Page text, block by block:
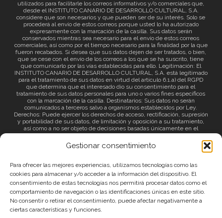
Gestionar consentimiento
Para ofrecer las mejores experiencias, utilizamos tecnologías como las
cookies para almacenar y/o acceder a la información del dispositivo. El
consentimiento de estas tecnologías nos permitirá procesar datos como el
comportamiento de navegación o las identificaciones únicas en este sitio.
No consentir o retirar el consentimiento, puede afectar negativamente a
ciertas características y funciones.
utilizados para facilitarle los correos informativos y/o comerciales que,
desde el INSTITUTO CANARIO DE DESARROLLO CULTURAL, S.A.
considere que son necesarios y que pueden ser de su interés. Solo se
procederá al envío de estos correos porque usted lo ha autorizado
expresamente con la marcación de la casilla. Sus datos serán
conservados mientras sea necesario para el envío de estos correos
comerciales, así como por el tiempo necesario para la finalidad por la que
fueron recabados. Si desea que sus datos dejen de ser tratados, o bien,
que se cese con el envío de los correos a los que se ha suscrito, tiene
que comunicarlo por las vías establecidas para ello. Legitimación: El
INSTITUTO CANARIO DE DESARROLLO CULTURAL, S.A. está legitimado
para el tratamiento de sus datos en virtud del artículo 6.1.a) del RGPD
que determina que el interesado dio su consentimiento para el
tratamiento de sus datos personales para uno o varios fines específicos
con la marcación de la casilla. Destinatarios: Sus datos no serán
comunicados a terceros salvo a organismos establecidos por Ley.
Derechos: Puede ejercer los derechos de acceso, rectificación, supresión
y portabilidad de sus datos, de limitación y oposición a su tratamiento,
así como a no ser objeto de decisiones basadas únicamente en el
tratamiento automatizado de sus datos y revocar el consentimiento
prestado. Información adicional: Puede consultar la información adicional
a través del siguienteenlace.